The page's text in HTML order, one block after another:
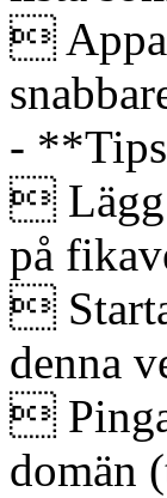

-
 Lägg
på

denna

domän